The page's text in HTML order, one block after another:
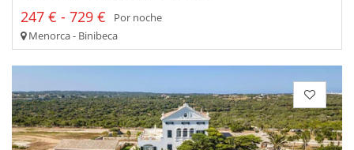
247 € - 729 €
Por noche
Menorca - Binibeca